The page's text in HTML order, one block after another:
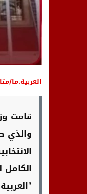
العربية.ما/
قامت
والذي
الكامل